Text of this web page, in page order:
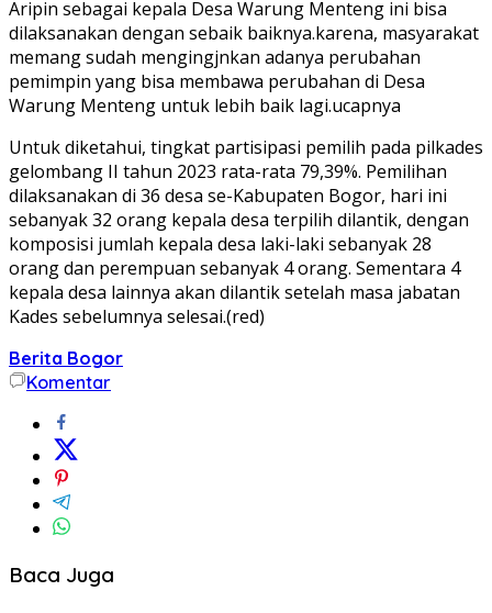
Aripin sebagai kepala Desa Warung Menteng ini bisa
dilaksanakan dengan sebaik baiknya.karena, masyarakat
memang sudah mengingjnkan adanya perubahan
pemimpin yang bisa membawa perubahan di Desa
Warung Menteng untuk lebih baik lagi.ucapnya
Untuk diketahui, tingkat partisipasi pemilih pada pilkades
gelombang II tahun 2023 rata-rata 79,39%. Pemilihan
dilaksanakan di 36 desa se-Kabupaten Bogor, hari ini
sebanyak 32 orang kepala desa terpilih dilantik, dengan
komposisi jumlah kepala desa laki-laki sebanyak 28
orang dan perempuan sebanyak 4 orang. Sementara 4
kepala desa lainnya akan dilantik setelah masa jabatan
Kades sebelumnya selesai.(red)
Berita Bogor
Komentar
Baca Juga